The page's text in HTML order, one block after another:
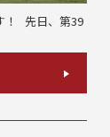
！ 先日、第39